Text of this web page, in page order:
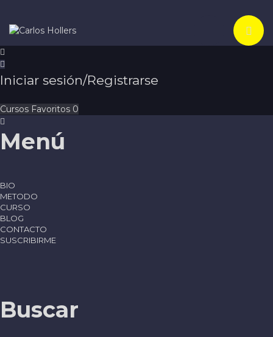
Toggle
Iniciar sesión/Registrarse
Cursos Favoritos 0
Menú
BIO
METODO
CURSO
BLOG
CONTACTO
SUSCRIBIRME
Buscar